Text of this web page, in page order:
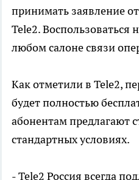
принимать заявление
Tele2.
любом салоне связи
Как отметили в Tele2,
будет полностью
абонентам предлагают
стандартных условиях.
- Tele2 Россия всегда